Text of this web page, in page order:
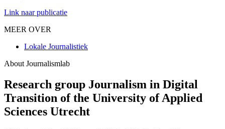
Link naar publicatie
MEER OVER
Lokale Journalistiek
About Journalismlab
Research group Journalism in Digital
Transition of the University of Applied
Sciences Utrecht